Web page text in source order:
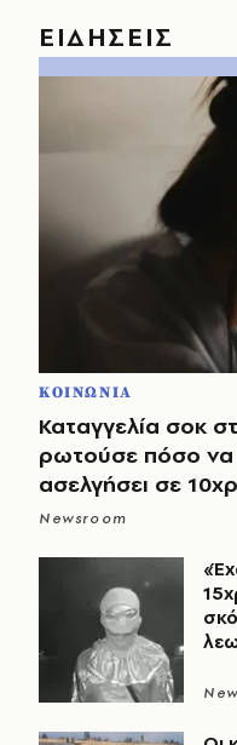
ΕΙΔΗΣΕΙΣ
ΚΟΙΝΩΝΙΑ
Καταγγελία σοκ
ρωτούσε πόσο να
ασελγήσει σε
Newsroom